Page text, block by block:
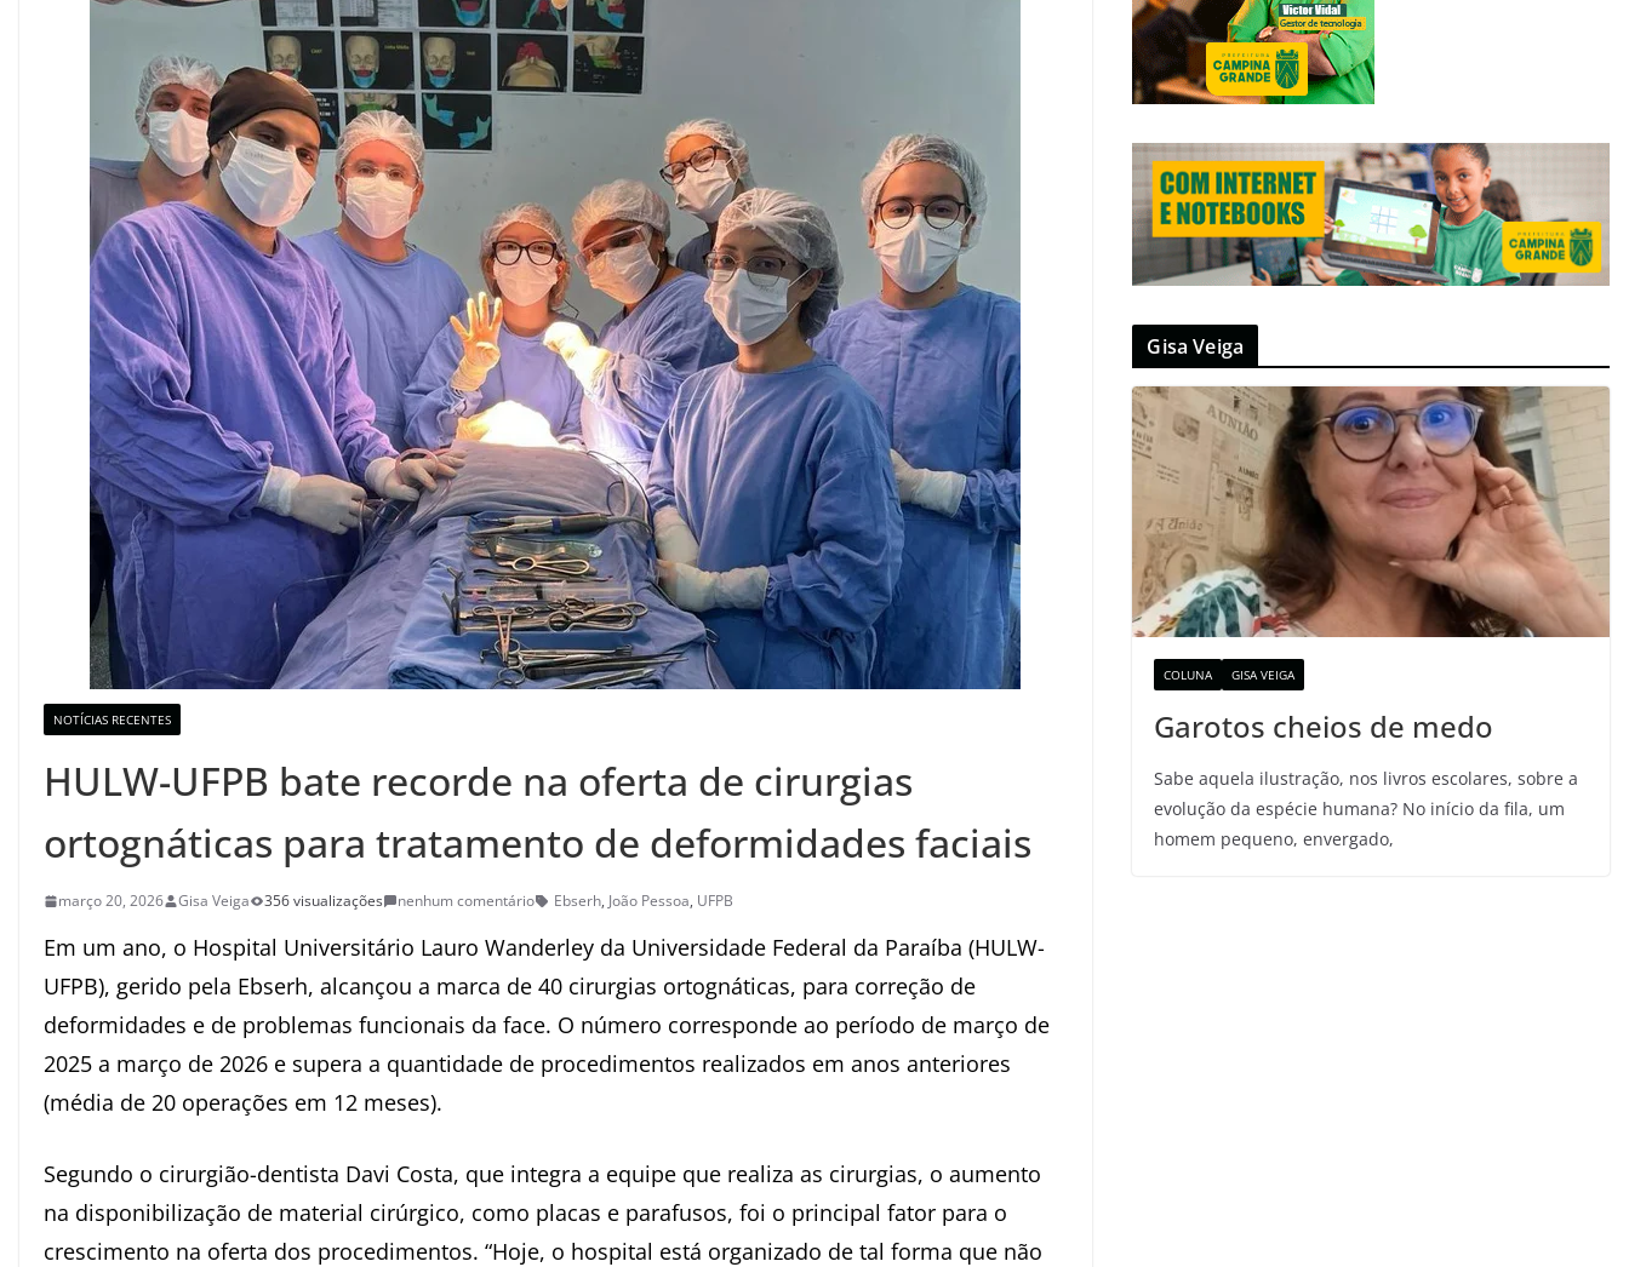
NOTÍCIAS RECENTES
HULW-UFPB bate recorde na oferta de cirurgias
ortognáticas para tratamento de deformidades faciais
março 20, 2026 Gisa Veiga 356 visualizações nenhum comentário Ebserh, João Pessoa, UFPB
Em um ano, o Hospital Universitário Lauro Wanderley da Universidade Federal da Paraíba (HULW-
UFPB), gerido pela Ebserh, alcançou a marca de 40 cirurgias ortognáticas, para correção de
deformidades e de problemas funcionais da face. O número corresponde ao período de março de
2025 a março de 2026 e supera a quantidade de procedimentos realizados em anos anteriores
(média de 20 operações em 12 meses).
Segundo o cirurgião-dentista Davi Costa, que integra a equipe que realiza as cirurgias, o aumento
na disponibilização de material cirúrgico, como placas e parafusos, foi o principal fator para o
crescimento na oferta dos procedimentos. “Hoje, o hospital está organizado de tal forma que não
Gisa Veiga
COLUNA GISA VEIGA
Garotos cheios de medo
Sabe aquela ilustração, nos livros escolares, sobre a
evolução da espécie humana? No início da fila, um
homem pequeno, envergado,